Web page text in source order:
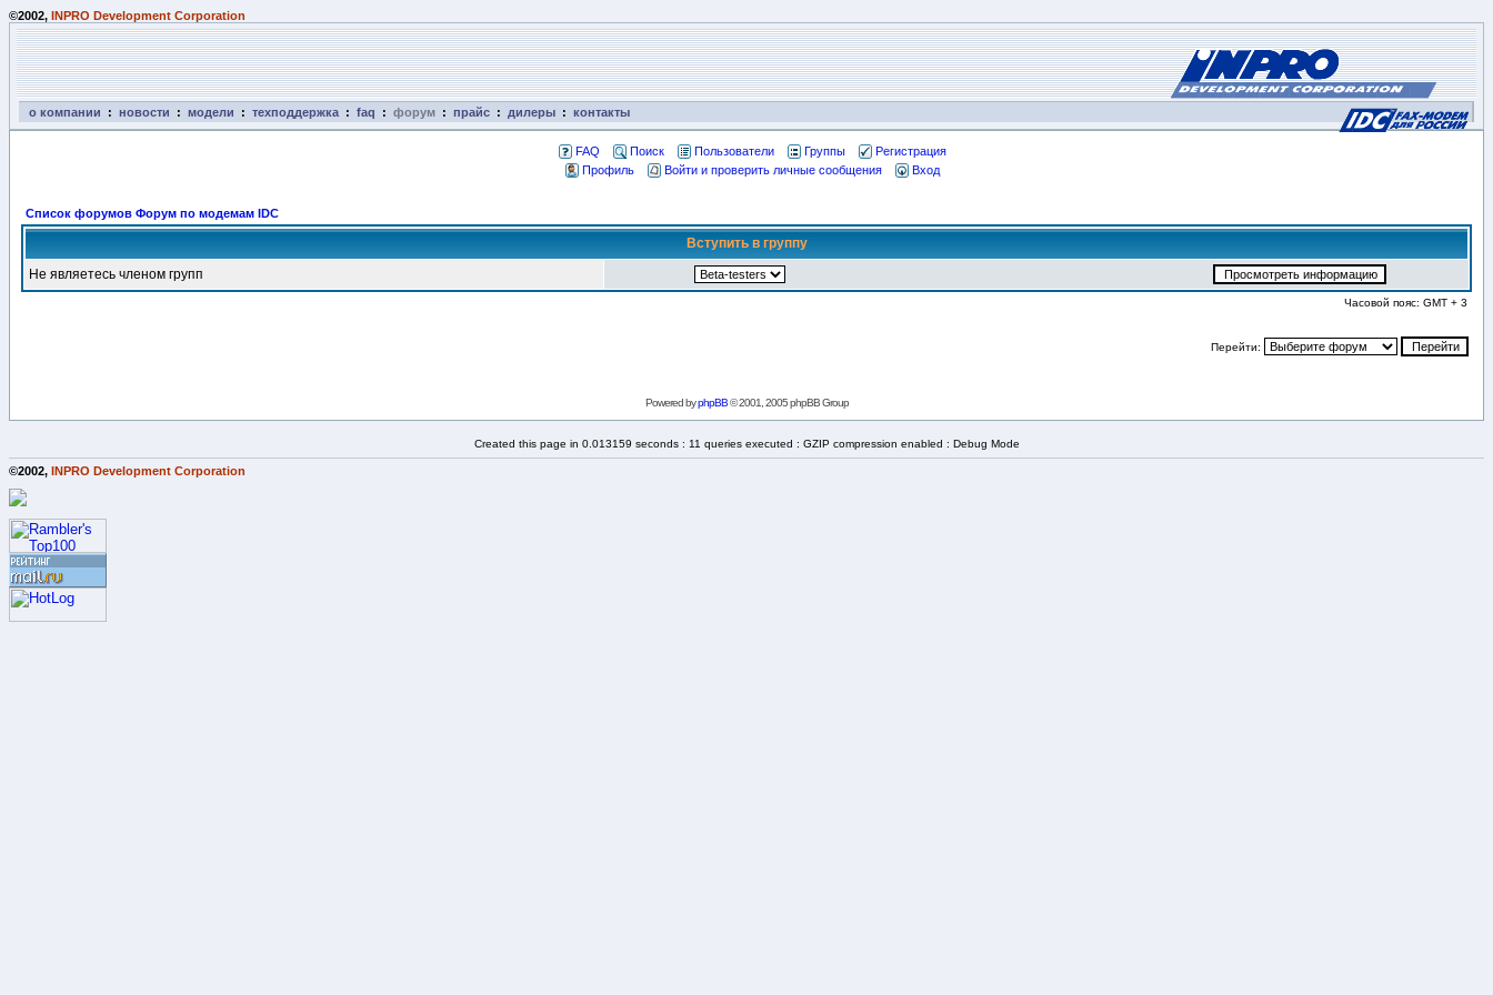
©2002, INPRO Development Corporation
о компании : новости : модели : техподдержка : faq : форум : прайс : дилеры : контакты
FAQ Поиск Пользователи Группы
Регистрация
Профиль
Войти и проверить личные сообщения Вход
Список форумов Форум по модемам IDC
Вступить в группу
Не являетесь членом групп
Часовой пояс: GMT + 3
Перейти:
Powered byphpBB© 2001, 2005 phpBB Group
Created this page in 0.013159 seconds : 11 queries executed : GZIP compression enabled : Debug Mode
©2002, INPRO Development Corporation